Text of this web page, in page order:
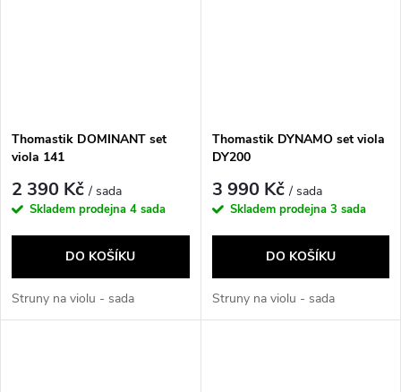
Thomastik DOMINANT set
viola 141
2 390 Kč/ sada
Skladem prodejna 4 sada
DO KOŠÍKU
Struny na violu - sada
Thomastik DYNAMO set viola
DY200
3 990 Kč/ sada
Skladem prodejna 3 sada
DO KOŠÍKU
Struny na violu - sada